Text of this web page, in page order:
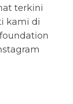
terkini
kami di